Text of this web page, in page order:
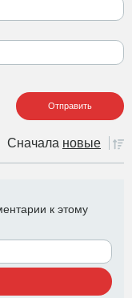
Сначала новые
к этому